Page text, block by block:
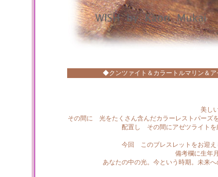
◆クンツァイト＆カラートルマリン＆
美し
その間に 光をたくさん含んだカラーレストパー
配置し その間にアゼツライトを
今回 このブレスレットをお迎
備考欄に生年
あなたの中の光。今という時期。未来